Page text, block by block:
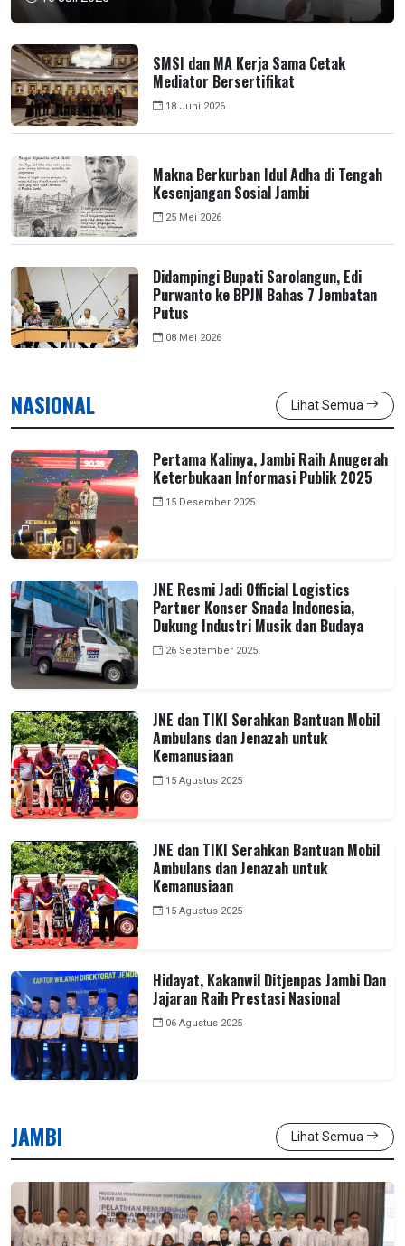
SMSI dan MA Kerja Sama Cetak
Mediator Bersertifikat
18 Juni 2026
Makna Berkurban Idul Adha di Tengah
Kesenjangan Sosial Jambi
25 Mei 2026
Didampingi Bupati Sarolangun, Edi
Purwanto ke BPJN Bahas 7 Jembatan
Putus
08 Mei 2026
NASIONAL Lihat Semua
Pertama Kalinya, Jambi Raih Anugerah
Keterbukaan Informasi Publik 2025
15 Desember 2025
JNE Resmi Jadi Official Logistics
Partner Konser Snada Indonesia,
Dukung Industri Musik dan Budaya
26 September 2025
JNE dan TIKI Serahkan Bantuan Mobil
Ambulans dan Jenazah untuk
Kemanusiaan
15 Agustus 2025
JNE dan TIKI Serahkan Bantuan Mobil
Ambulans dan Jenazah untuk
Kemanusiaan
15 Agustus 2025
Hidayat, Kakanwil Ditjenpas Jambi Dan
Jajaran Raih Prestasi Nasional
06 Agustus 2025
JAMBI Lihat Semua